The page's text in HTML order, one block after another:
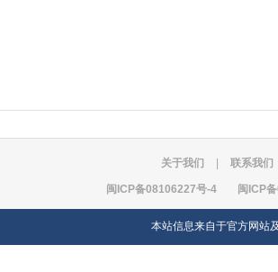
关于我们 联系我们
闽ICP备08106227号-4 闽ICP
本站信息来自于官方网站